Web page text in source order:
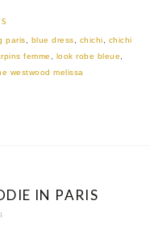
paris blue dress chichi
chichi
femme look robe bleue
westwood melissa
IN PARIS